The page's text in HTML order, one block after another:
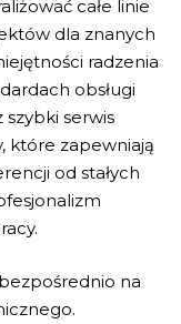
całe linie
dla znanych
radzenia
obsługi
szybki serwis
które zapewniają
od stałych
na